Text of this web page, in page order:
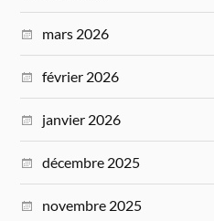
mars 2026
février 2026
janvier 2026
décembre 2025
novembre 2025